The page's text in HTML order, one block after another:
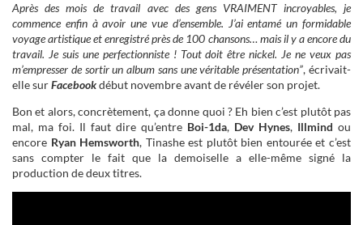
Après des mois de travail avec des gens VRAIMENT incroyables, je
commence enfin à avoir une vue d’ensemble. J’ai entamé un formidable
voyage artistique et enregistré près de 100 chansons… mais il y a encore du
travail. Je suis une perfectionniste ! Tout doit être nickel. Je ne veux pas
m’empresser de sortir un album sans une véritable présentation”, écrivait-
elle surFacebookdébut novembre avant de révéler son projet.
Bon et alors, concrètement, ça donne quoi ? Eh bien c’est plutôt pas
mal, ma foi. Il faut dire qu’entre Boi-1da, Dev Hynes, Illmind ou
encore Ryan Hemsworth, Tinashe est plutôt bien entourée et c’est
sans compter le fait que la demoiselle a elle-même signé la
production de deux titres.